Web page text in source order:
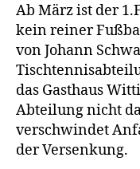
Ab März ist der
kein reiner
von Johann
das Gasthaus
Abteilung nicht
verschwindet
der Versenkung.